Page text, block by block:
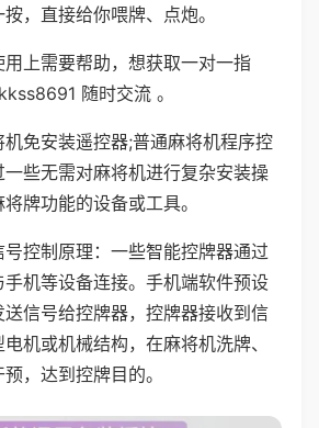
，直接给你喂牌、点炮。
上需要帮助，想获取一对一指
随时交流 。
机免安装遥控器;普通麻将机程序控
些无需对麻将机进行复杂安装操
牌功能的设备或工具。
号控制原理：一些智能控牌器通过
机等设备连接。手机端软件预设
信号给控牌器，控牌器接收到信
机或机械结构，在麻将机洗牌、
，达到控牌目的。